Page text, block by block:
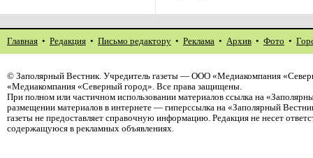
Главная • Редакция • Письмо редактору • Реклама • Архив • Фото •
© Заполярный Вестник. Учредитель газеты — ООО «Медиакомпания
«Медиакомпания «Северный город». Все права защищены.
При полном или частичном использовании материалов ссылка на
размещении материалов в интернете — гиперссылка на «Заполярный
газеты не предоставляет справочную информацию. Редакция не несет
содержащуюся в рекламных объявлениях.